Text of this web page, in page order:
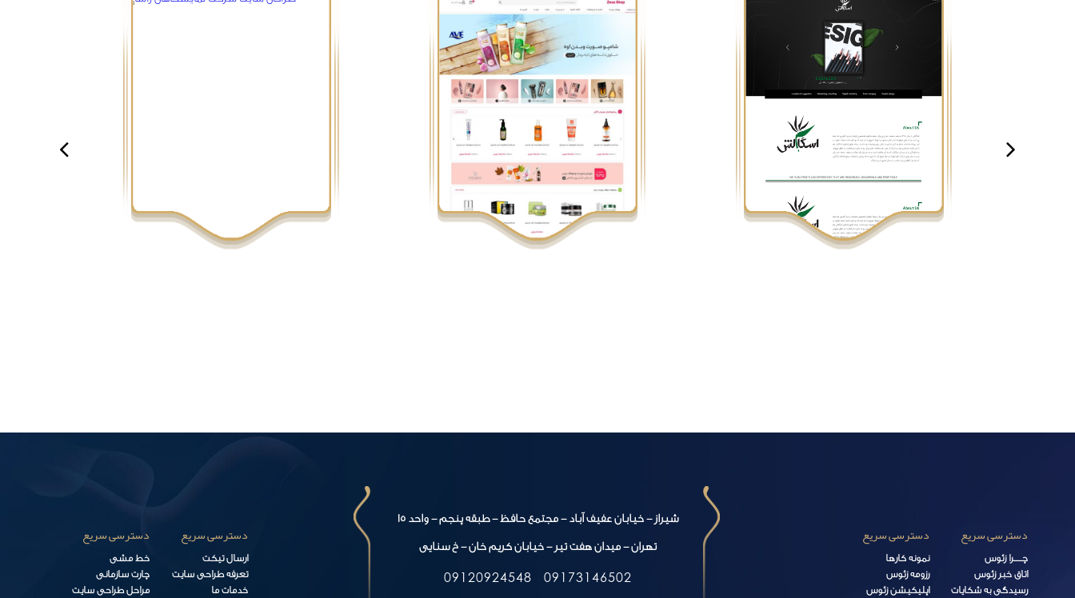
دسترسی سریع
چـــــرا زئوس
اتاق خبر زئوس
رسیدگی به شکایات
دسترسی سریع
نمونه کارها
رزومه زئوس
اپلیکیشن زئوس
شیراز - خیابان عفیف آباد - مجتمع حافظ - طبقه پنجم - واحد 15
تهران - میدان هفت تیر - خیابان کریم خان - خ سنایی
09120924548 09173146502
دسترسی سریع
ارسال تیکت
تعرفه طراحی سایت
خدمات ما
دسترسی سریع
خط مشی
چارت سازمانی
مراحل طراحی سایت